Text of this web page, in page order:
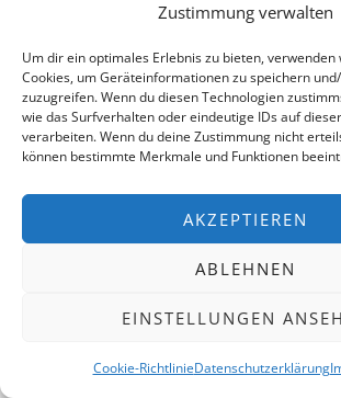
Zustimmung verwalten
Um dir ein optimales Erlebnis zu bieten, verwenden
Cookies, um Geräteinformationen zu speichern
zuzugreifen. Wenn du diesen Technologien
wie das Surfverhalten oder eindeutige IDs auf
verarbeiten. Wenn du deine Zustimmung nicht
können bestimmte Merkmale und Funktionen
AKZEPTIEREN
ABLEHNEN
EINSTELLUNGEN
Cookie-RichtlinieDatenschutzerklärung